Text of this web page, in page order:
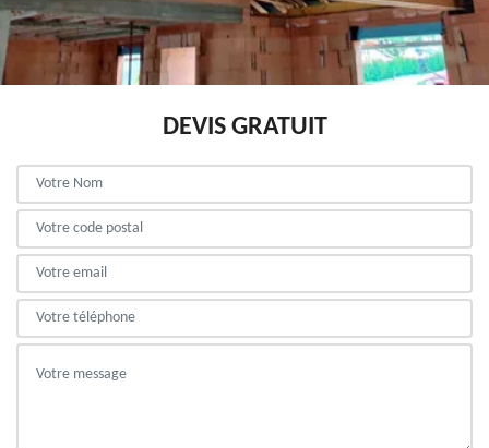
DEVIS GRATUIT